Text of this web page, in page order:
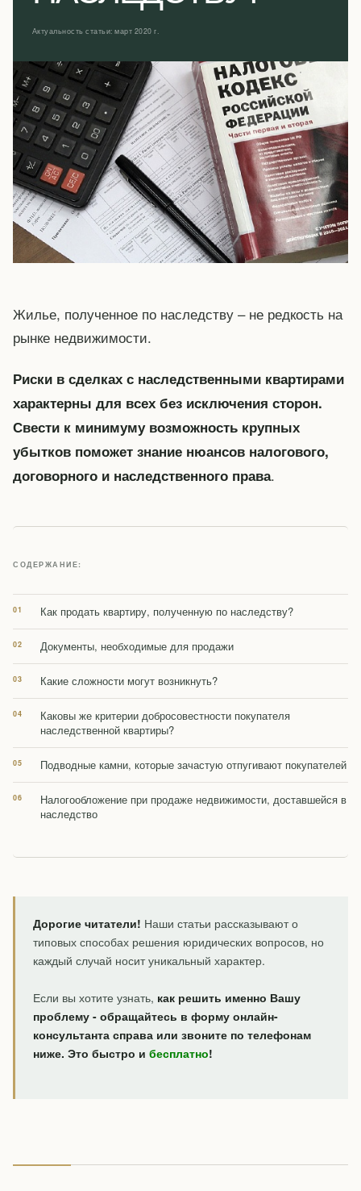
Актуальность статьи: март 2020 г.
Жилье, полученное по наследству – не редкость на
рынке недвижимости.
Риски в сделках с наследственными квартирами
характерны для всех без исключения сторон.
Свести к минимуму возможность крупных
убытков поможет знание нюансов налогового,
договорного и наследственного права.
СОДЕРЖАНИЕ:
Как продать квартиру, полученную по наследству?
Документы, необходимые для продажи
Какие сложности могут возникнуть?
Каковы же критерии добросовестности покупателя
наследственной квартиры?
Подводные камни, которые зачастую отпугивают покупателей
Налогообложение при продаже недвижимости, доставшейся в
наследство
Дорогие читатели! Наши статьи рассказывают о
типовых способах решения юридических вопросов, но
каждый случай носит уникальный характер.
Если вы хотите узнать, как решить именно Вашу
проблему - обращайтесь в форму онлайн-
консультанта справа или звоните по телефонам
ниже. Это быстро и бесплатно!